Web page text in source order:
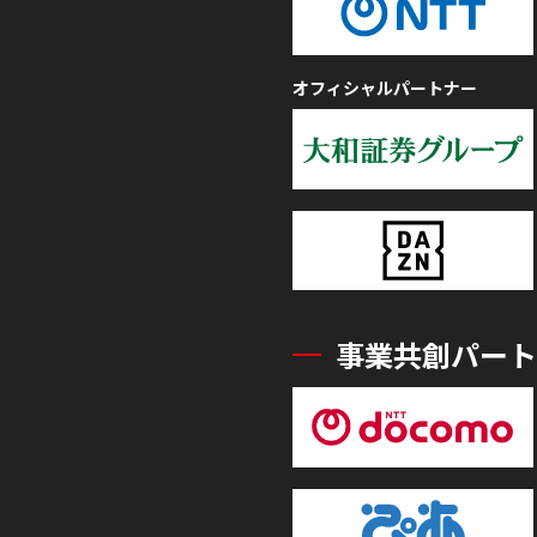
オフィシャルパートナー
事業共創パー